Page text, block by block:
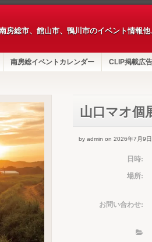
房総市、館山市、鴨川市のイベント情報
南房総イベントカレンダー CLIP掲載広告
山口マオ個
by admin on 2026年7月9日
日時:
場所:
お問い合わせ: